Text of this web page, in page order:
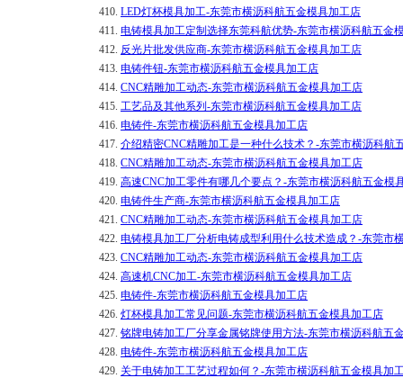
410. LED灯杯模具加工-东莞市横沥科航五金模具加工店
411. 电铸模具加工定制选择东莞科航优势-东莞市横沥科航五金
412. 反光片批发供应商-东莞市横沥科航五金模具加工店
413. 电铸件钮-东莞市横沥科航五金模具加工店
414. CNC精雕加工动态-东莞市横沥科航五金模具加工店
415. 工艺品及其他系列-东莞市横沥科航五金模具加工店
416. 电铸件-东莞市横沥科航五金模具加工店
417. 介绍精密CNC精雕加工是一种什么技术？-东莞市横沥科航
418. CNC精雕加工动态-东莞市横沥科航五金模具加工店
419. 高速CNC加工零件有哪几个要点？-东莞市横沥科航五金模
420. 电铸件生产商-东莞市横沥科航五金模具加工店
421. CNC精雕加工动态-东莞市横沥科航五金模具加工店
422. 电铸模具加工厂分析电铸成型利用什么技术造成？-东莞市
423. CNC精雕加工动态-东莞市横沥科航五金模具加工店
424. 高速机CNC加工-东莞市横沥科航五金模具加工店
425. 电铸件-东莞市横沥科航五金模具加工店
426. 灯杯模具加工常见问题-东莞市横沥科航五金模具加工店
427. 铭牌电铸加工厂分享金属铭牌使用方法-东莞市横沥科航五
428. 电铸件-东莞市横沥科航五金模具加工店
429. 关于电铸加工工艺过程如何？-东莞市横沥科航五金模具加